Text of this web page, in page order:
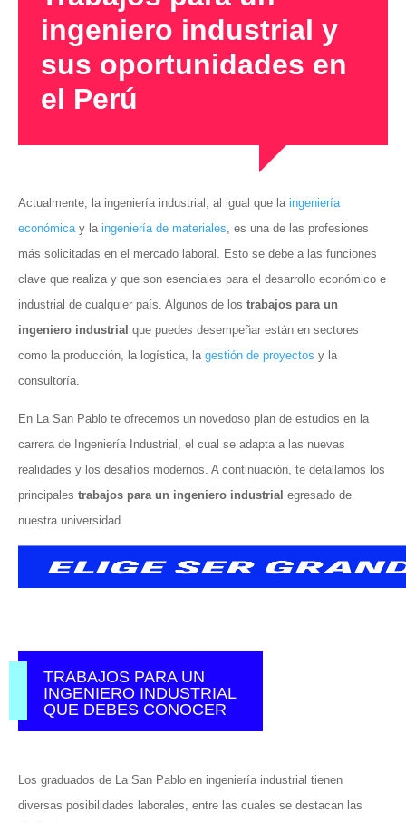
ingeniero industrial y
sus oportunidades en
el Perú
Actualmente, la ingeniería industrial, al igual que la ingeniería
económica y la ingeniería de materiales , es una de las profesiones
más solicitadas en el mercado laboral. Esto se debe a las funciones
clave que realiza y que son esenciales para el desarrollo económico e
industrial de cualquier país. Algunos de los trabajos para un
ingeniero industrial que puedes desempeñar están en sectores
como la producción, la logística, la gestión de proyectos y la
consultoría.
En La San Pablo te ofrecemos un novedoso plan de estudios en la
carrera de Ingeniería Industrial, el cual se adapta a las nuevas
realidades y los desafíos modernos. A continuación, te detallamos los
principales trabajos para un ingeniero industrial egresado de
nuestra universidad.
TRABAJOS PARA UN
INGENIERO INDUSTRIAL
QUE DEBES CONOCER
Los graduados de La San Pablo en ingeniería industrial tienen
diversas posibilidades laborales, entre las cuales se destacan las